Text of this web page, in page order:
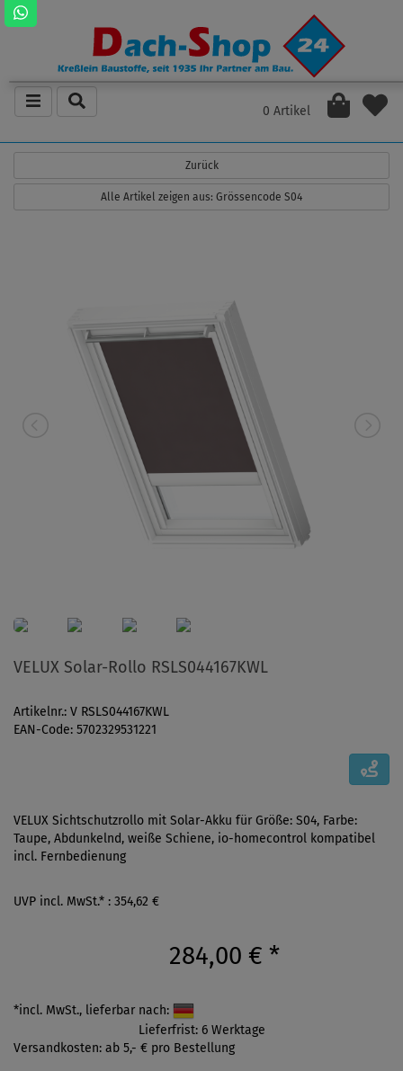
0 Artikel
Zurück
Alle Artikel zeigen aus: Grössencode S04
VELUX Solar-Rollo RSLS044167KWL
Artikelnr.: V RSLS044167KWL
EAN-Code: 5702329531221
VELUX Sichtschutzrollo mit Solar-Akku für Größe: S04, Farbe:
Taupe, Abdunkelnd, weiße Schiene, io-homecontrol kompatibel
incl. Fernbedienung
UVP incl. MwSt.* : 354,62 €
284,00 € *
*incl. MwSt., lieferbar nach:
Lieferfrist: 6 Werktage
Versandkosten: ab 5,- € pro Bestellung